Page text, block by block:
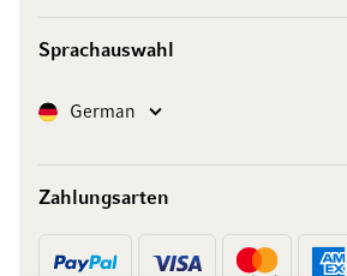
Sprachauswahl
SpracheGerman
Zahlungsarten